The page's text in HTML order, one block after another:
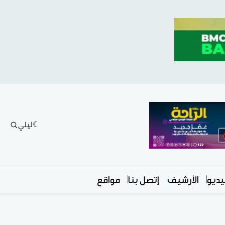
ليلي
الأرشيف إتصل بنا مواقع